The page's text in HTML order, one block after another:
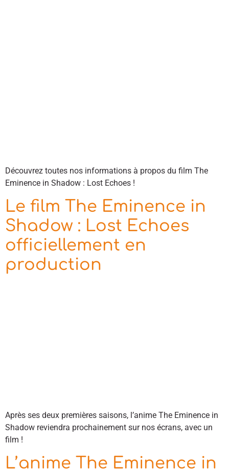
Découvrez toutes nos informations à propos du film The
Eminence in Shadow : Lost Echoes !
Le film The Eminence in
Shadow : Lost Echoes
officiellement en
production
Après ses deux premières saisons, l’anime The Eminence in
Shadow reviendra prochainement sur nos écrans, avec un
film !
L’anime The Eminence in